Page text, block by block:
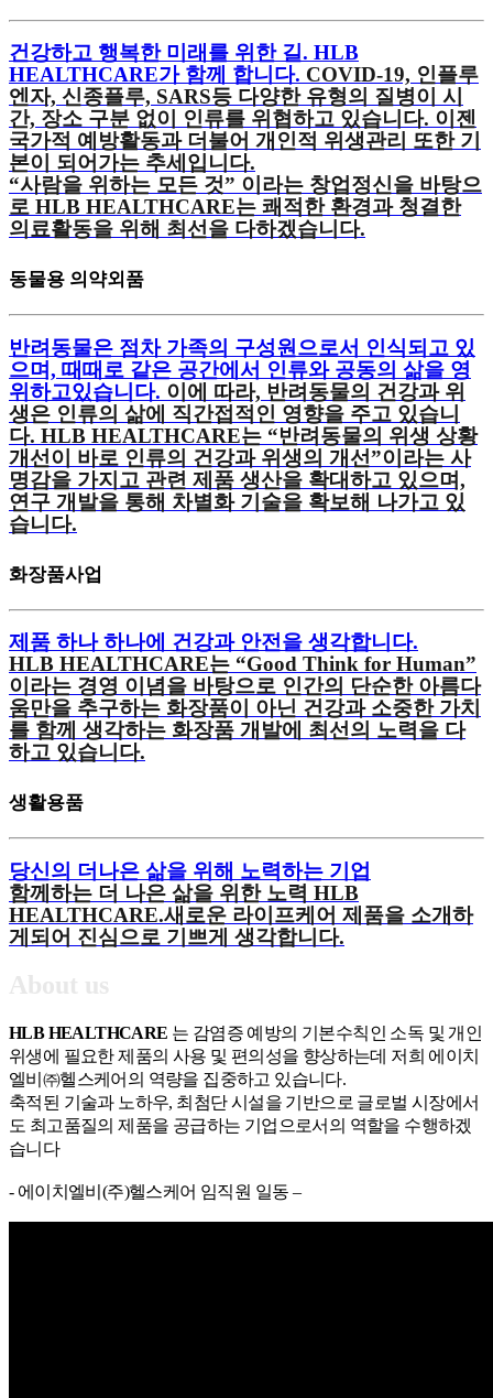
건강하고 행복한 미래를 위한 길. HLB
HEALTHCARE가 함께 합니다. COVID-19, 인플루
엔자, 신종플루, SARS등 다양한 유형의 질병이 시
간, 장소 구분 없이 인류를 위협하고 있습니다. 이젠
국가적 예방활동과 더불어 개인적 위생관리 또한 기
본이 되어가는 추세입니다.
“사람을 위하는 모든 것” 이라는 창업정신을 바탕으
로 HLB HEALTHCARE는 쾌적한 환경과 청결한
의료활동을 위해 최선을 다하겠습니다.
동물용 의약외품
반려동물은 점차 가족의 구성원으로서 인식되고 있
으며, 때때로 같은 공간에서 인류와 공동의 삶을 영
위하고있습니다. 이에 따라, 반려동물의 건강과 위
생은 인류의 삶에 직간접적인 영향을 주고 있습니
다. HLB HEALTHCARE는 “반려동물의 위생 상황
개선이 바로 인류의 건강과 위생의 개선”이라는 사
명감을 가지고 관련 제품 생산을 확대하고 있으며,
연구 개발을 통해 차별화 기술을 확보해 나가고 있
습니다.
화장품사업
제품 하나 하나에 건강과 안전을 생각합니다.
HLB HEALTHCARE는 “Good Think for Human”
이라는 경영 이념을 바탕으로 인간의 단순한 아름다
움만을 추구하는 화장품이 아닌 건강과 소중한 가치
를 함께 생각하는 화장품 개발에 최선의 노력을 다
하고 있습니다.
생활용품
당신의 더나은 삶을 위해 노력하는 기업
함께하는 더 나은 삶을 위한 노력 HLB
HEALTHCARE.새로운 라이프케어 제품을 소개하
게되어 진심으로 기쁘게 생각합니다.
HLB HEALTHCARE 는 감염증 예방의 기본수칙인 소독 및 개인
위생에 필요한 제품의 사용 및 편의성을 향상하는데 저희 에이치
엘비㈜헬스케어의 역량을 집중하고 있습니다.
축적된 기술과 노하우, 최첨단 시설을 기반으로 글로벌 시장에서
도 최고품질의 제품을 공급하는 기업으로서의 역할을 수행하겠
습니다
- 에이치엘비(주)헬스케어 임직원 일동 –